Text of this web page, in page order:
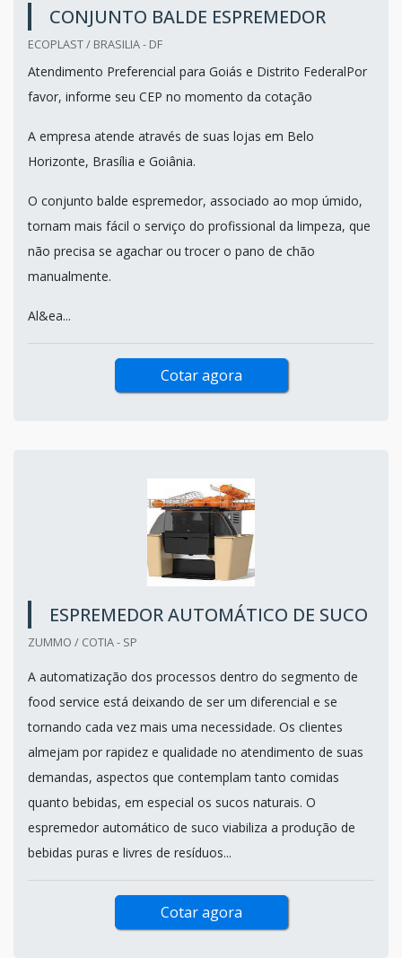
CONJUNTO BALDE ESPREMEDOR
ECOPLAST / BRASILIA - DF
Atendimento Preferencial para Goiás e Distrito FederalPor
favor, informe seu CEP no momento da cotação
A empresa atende através de suas lojas em Belo
Horizonte, Brasília e Goiânia.
O conjunto balde espremedor, associado ao mop úmido,
tornam mais fácil o serviço do profissional da limpeza, que
não precisa se agachar ou trocer o pano de chão
manualmente.
Al&ea...
Cotar agora
ESPREMEDOR AUTOMÁTICO DE SUCO
ZUMMO / COTIA - SP
A automatização dos processos dentro do segmento de
food service está deixando de ser um diferencial e se
tornando cada vez mais uma necessidade. Os clientes
almejam por rapidez e qualidade no atendimento de suas
demandas, aspectos que contemplam tanto comidas
quanto bebidas, em especial os sucos naturais. O
espremedor automático de suco viabiliza a produção de
bebidas puras e livres de resíduos...
Cotar agora